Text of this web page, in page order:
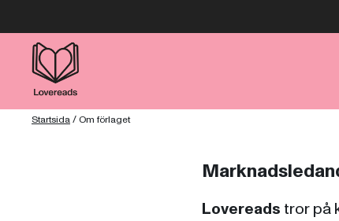
Startsida/Om förlaget
Lovereads tror på